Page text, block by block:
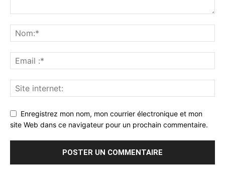
Enregistrez mon nom, mon courrier électronique et mon
site Web dans ce navigateur pour un prochain commentaire.